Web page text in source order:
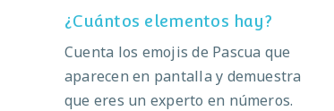
¿Cuántos elementos hay?
Cuenta los emojis de Pascua que
aparecen en pantalla y demuestra
que eres un experto en números.